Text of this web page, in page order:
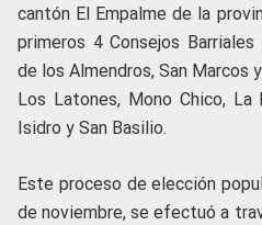
cantón El Empalme de la
primeros 4 Consejos
de los Almendros, San Marcos
Los Latones, Mono Chico, La
Isidro y San Basilio.
Este proceso de elección
de noviembre, se efectuó a